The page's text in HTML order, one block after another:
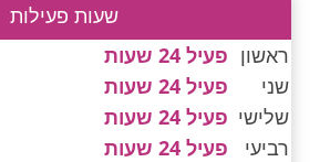
שעות פעילות
ראשון פעיל 24 שעות
שני
פעיל 24 שעות
שלישי פעיל 24 שעות
רביעי
פעיל 24 שעות